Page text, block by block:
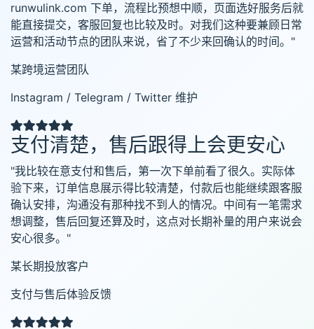
runwulink.com 下单，流程比预想中顺，页面选好服务后就
能直接提交，客服回复也比较及时。对我们这种要兼顾日常
运营和活动节点的团队来说，省了不少来回确认的时间。"
某跨境运营团队
Instagram / Telegram / Twitter 维护
支付清楚，售后跟得上会更安心
"我比较在意支付和售后，第一次下单前看了很久。实际体
验下来，订单信息展示得比较清楚，付款后也能继续跟客服
确认安排，沟通没有那种找不到人的情况。中间有一笔需求
想调整，售后回复还算及时，这点对长期补量的用户来说会
安心很多。"
某长期投放客户
支付与售后体验反馈